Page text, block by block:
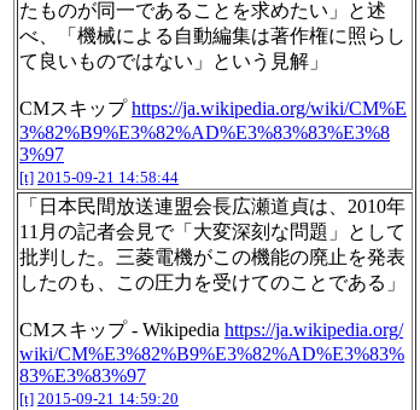
たものが同一であることを求めたい」と述
べ、「機械による自動編集は著作権に照らし
て良いものではない」という見解」
CMスキップhttps://ja.wikipedia.org/wiki/CM%E
3%82%B9%E3%82%AD%E3%83%83%E3%8
3%97
[t] 2015-09-21 14:58:44
「日本民間放送連盟会長広瀬道貞は、2010年
11月の記者会見で「大変深刻な問題」として
批判した。三菱電機がこの機能の廃止を発表
したのも、この圧力を受けてのことである」
CMスキップ - Wikipedia https://ja.wikipedia.org/
wiki/CM%E3%82%B9%E3%82%AD%E3%83%
83%E3%83%97
[t] 2015-09-21 14:59:20